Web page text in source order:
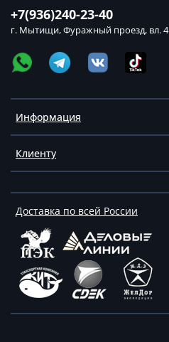
Информация
Клиенту
Доставка по всей России
+7(936)240-23-40
г. Мытищи, Фуражный проезд, вл. 4